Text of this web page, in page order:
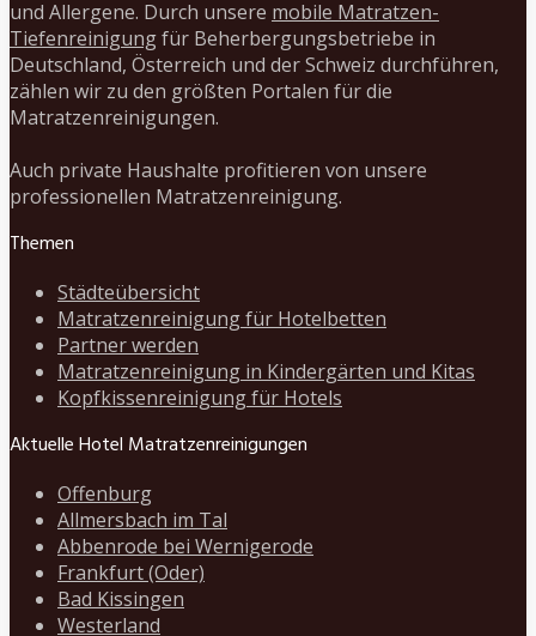
und Allergene. Durch unsere mobile Matratzen-
Tiefenreinigungfür Beherbergungsbetriebe in
Deutschland, Österreich und der Schweiz durchführen,
zählen wir zu den größten Portalen für die
Matratzenreinigungen.
Auch private Haushalte profitieren von unsere
professionellen Matratzenreinigung.
Themen
Städteübersicht
Matratzenreinigung für Hotelbetten
Partner werden
Matratzenreinigung in Kindergärten und Kitas
Kopfkissenreinigung für Hotels
Aktuelle Hotel Matratzenreinigungen
Offenburg
Allmersbach im Tal
Abbenrode bei Wernigerode
Frankfurt (Oder)
Bad Kissingen
Westerland